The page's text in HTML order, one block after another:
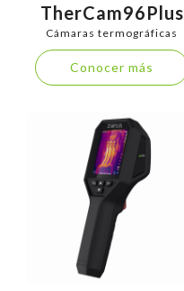
TherCam96Plus
Cámaras termográficas
Conocer más